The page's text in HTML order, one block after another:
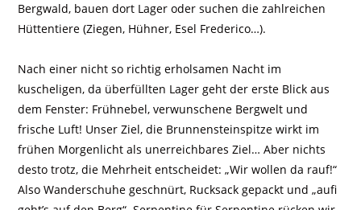
Bergwald, bauen dort Lager oder suchen die zahlreichen
Hüttentiere (Ziegen, Hühner, Esel Frederico…).
Nach einer nicht so richtig erholsamen Nacht im
kuscheligen, da überfüllten Lager geht der erste Blick aus
dem Fenster: Frühnebel, verwunschene Bergwelt und
frische Luft! Unser Ziel, die Brunnensteinspitze wirkt im
frühen Morgenlicht als unerreichbares Ziel… Aber nichts
desto trotz, die Mehrheit entscheidet: „Wir wollen da rauf!“
Also Wanderschuhe geschnürt, Rucksack gepackt und „aufi